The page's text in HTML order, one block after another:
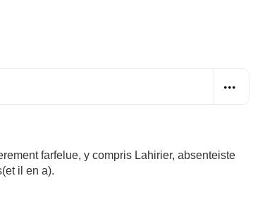
farfelue, y compris Lahirier, absenteiste
il en a).